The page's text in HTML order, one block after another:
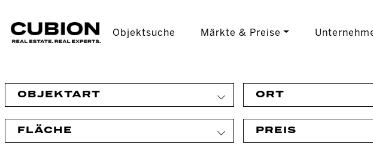
Objektsuche Märkte & Preise
OBJEKTART ORT
FLÄCHE PREIS